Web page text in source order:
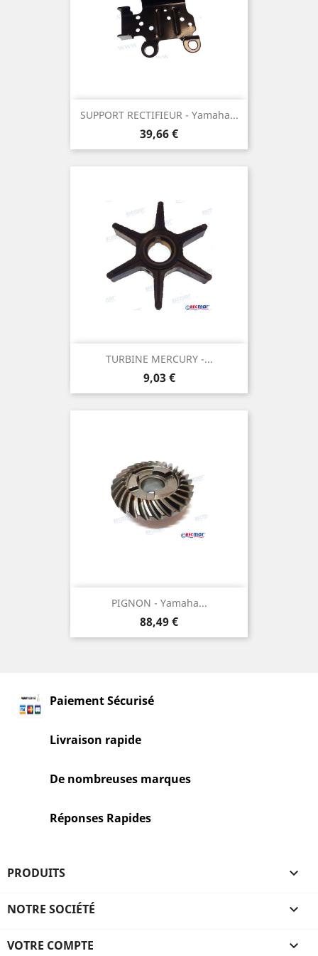
SUPPORT RECTIFIEUR - Yamaha...
Prix
39,66 €
TURBINE MERCURY -...
Prix
9,03 €
PIGNON - Yamaha...
Prix
88,49 €
Paiement Sécurisé
Livraison rapide
De nombreuses marques
Réponses Rapides
PRODUITS 
NOTRE SOCIÉTÉ 
VOTRE COMPTE 